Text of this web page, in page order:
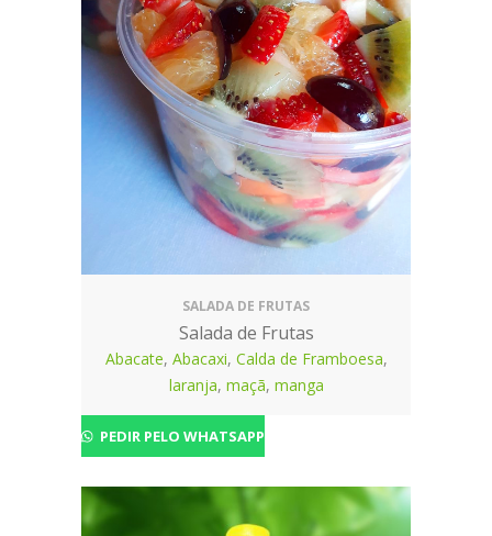
SALADA DE FRUTAS
Salada de Frutas
Abacate, Abacaxi, Calda de Framboesa,
laranja, maçã, manga
PEDIR PELO WHATSAPP